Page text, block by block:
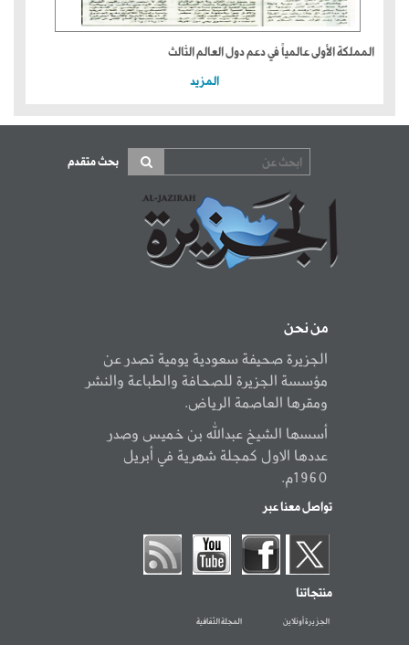
المملكة الأولى عالمياً في دعم دول العالم الثالث
المزيد
بحث متقدم
من نحن
الجزيرة صحيفة سعودية يومية تصدر عن
مؤسسة الجزيرة للصحافة والطباعة والنشر
ومقرها العاصمة الرياض.
أسسها الشيخ عبدالله بن خميس وصدر
عددها الاول كمجلة شهرية في أبريل
1960م.
تواصل معنا عبر
منتجاتنا
الجزيرة أونلاين المجلة الثقافية